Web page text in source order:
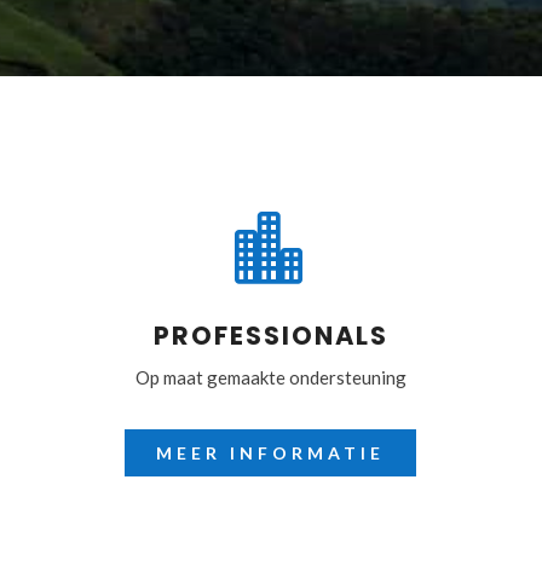

PROFESSIONALS
Op maat gemaakte ondersteuning
MEER INFORMATIE